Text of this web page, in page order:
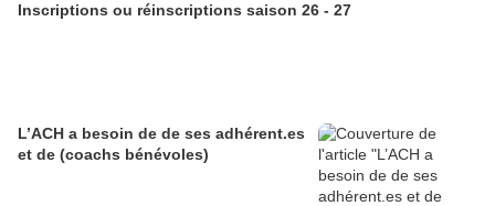
Inscriptions ou réinscriptions saison 26 - 27
L’ACH a besoin de de ses adhérent.es
et de (coachs bénévoles)